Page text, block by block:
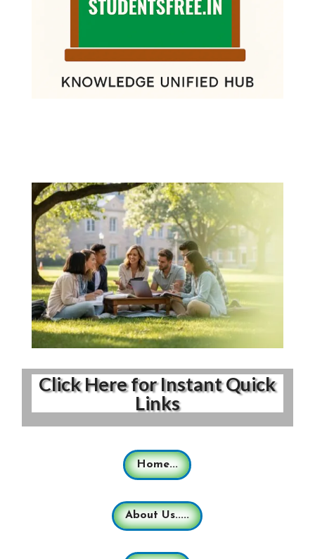
Click Here for Instant Quick
Links
Home...
About Us.....